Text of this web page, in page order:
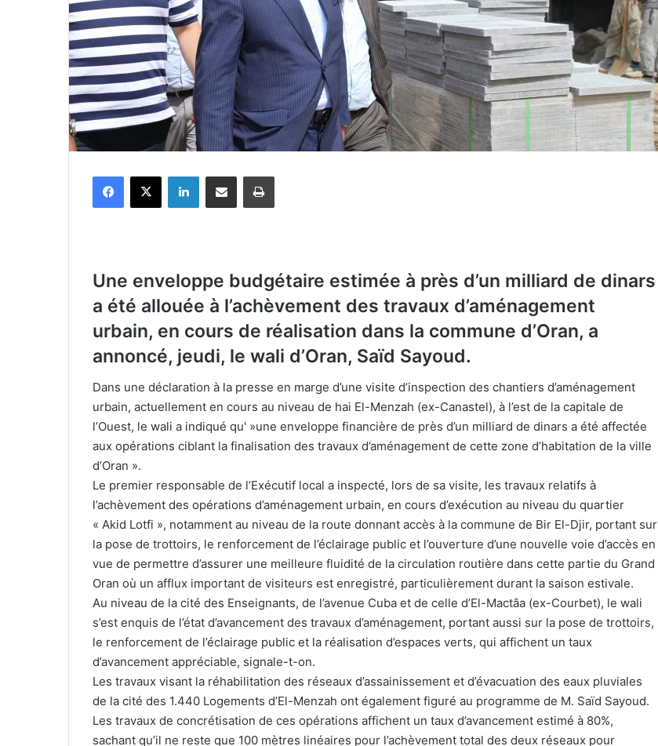
Une enveloppe budgétaire estimée à près d’un milliard de dinars
a été allouée à l’achèvement des travaux d’aménagement
urbain, en cours de réalisation dans la commune d’Oran, a
annoncé, jeudi, le wali d’Oran, Saïd Sayoud.
Dans une déclaration à la presse en marge d’une visite d’inspection des chantiers d’aménagement
urbain, actuellement en cours au niveau de hai El-Menzah (ex-Canastel), à l’est de la capitale de
l’Ouest, le wali a indiqué qu' »une enveloppe financière de près d’un milliard de dinars a été affectée
aux opérations ciblant la finalisation des travaux d’aménagement de cette zone d’habitation de la ville
d’Oran ».
Le premier responsable de l’Exécutif local a inspecté, lors de sa visite, les travaux relatifs à
l’achèvement des opérations d’aménagement urbain, en cours d’exécution au niveau du quartier
« Akid Lotfi », notamment au niveau de la route donnant accès à la commune de Bir El-Djir, portant sur
la pose de trottoirs, le renforcement de l’éclairage public et l’ouverture d’une nouvelle voie d’accès en
vue de permettre d’assurer une meilleure fluidité de la circulation routière dans cette partie du Grand
Oran où un afflux important de visiteurs est enregistré, particulièrement durant la saison estivale.
Au niveau de la cité des Enseignants, de l’avenue Cuba et de celle d’El-Mactâa (ex-Courbet), le wali
s’est enquis de l’état d’avancement des travaux d’aménagement, portant aussi sur la pose de trottoirs,
le renforcement de l’éclairage public et la réalisation d’espaces verts, qui affichent un taux
d’avancement appréciable, signale-t-on.
Les travaux visant la réhabilitation des réseaux d’assainissement et d’évacuation des eaux pluviales
de la cité des 1.440 Logements d’El-Menzah ont également figuré au programme de M. Saïd Sayoud.
Les travaux de concrétisation de ces opérations affichent un taux d’avancement estimé à 80%,
sachant qu’il ne reste que 100 mètres linéaires pour l’achèvement total des deux réseaux pour
carrière professionnelle
le CRB fixés sur leurs adversaires
Ligue des champions d’Afrique : le MC